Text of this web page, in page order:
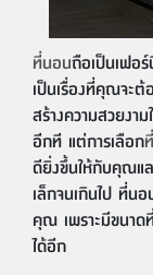
ที่นอนถือเป็นเฟอ
เป็นเรื่องที่คุณจะต้
สร้างความสวยง
อีกที แต่การเลือก
ดียิ่งขึ้นให้กับคุณแ
เล็กจนเกินไป ที่น
คุณ เพราะมีขนาดที่
ได้อีก